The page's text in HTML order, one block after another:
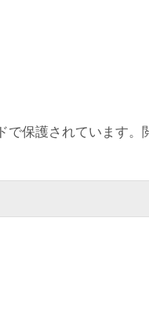
で保護されています